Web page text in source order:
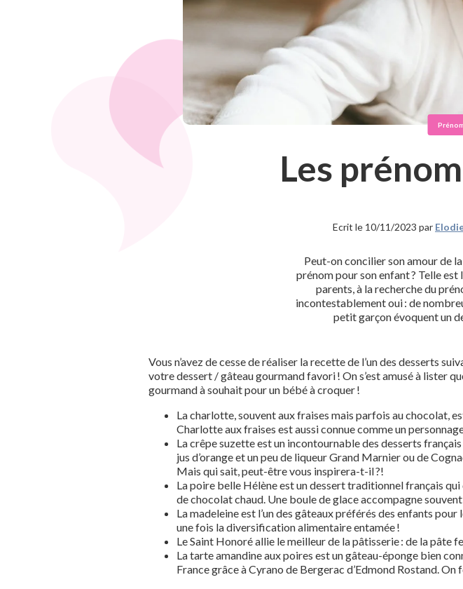
Les
Ecrit le 10/11/2023 par
Peut-on concilier son amour de
prénom pour son enfant ? Telle
parents, à la recherche du
incontestablement oui : de
petit garçon évoquent un
Vous n’avez de cesse de réaliser la recette de l’un des desserts
votre dessert / gâteau gourmand favori ! On s’est amusé à lister
gourmand à souhait pour un bébé à croquer !
La charlotte, souvent aux fraises mais parfois au chocolat,
Charlotte aux fraises est aussi connue comme un
La crêpe suzette est un incontournable des desserts
jus d’orange et un peu de liqueur Grand Marnier ou de
Mais qui sait, peut-être vous inspirera-t-il ?!
La poire belle Hélène est un dessert traditionnel français
de chocolat chaud. Une boule de glace accompagne
La madeleine est l’un des gâteaux préférés des enfants
une fois la diversification alimentaire entamée !
Le Saint Honoré allie le meilleur de la pâtisserie : de la pâte
La tarte amandine aux poires est un gâteau-éponge bien
France grâce à Cyrano de Bergerac d’Edmond Rostand. On